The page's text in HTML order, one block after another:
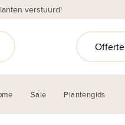
verstuurd!
Offerte
Sale Plantengids